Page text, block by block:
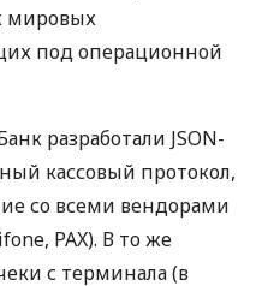
мировых
под операционной
разработали JSON-
кассовый протокол,
со всеми вендорами
PAX). В то же
с терминала (в